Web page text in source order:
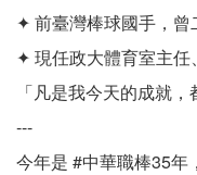
✦ 前臺灣棒球國手，曾
✦ 現任政大體育室主任
「凡是我今天的成就
---
今年是 #中華職棒35年